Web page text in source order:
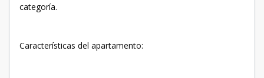
categoría.
Características del apartamento: